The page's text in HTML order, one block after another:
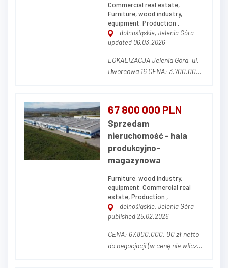
Commercial real estate,
Furniture, wood industry,
equipment, Production ,
dolnośląskie, Jelenia Góra
updated 06.03.2026
LOKALIZACJA Jelenia Góra, ul.
Dworcowa 16 CENA: 3.700.000,
NIERUCHOMOŚCI Działka o
powierzchni 14.681 m² (w tym
3.320 m² dzierżawione od
prywatnego właściciela z
możliwością prze...
67 800 000 PLN
Sprzedam
nieruchomość - hala
produkcyjno-
magazynowa
Furniture, wood industry,
equipment, Commercial real
estate, Production ,
dolnośląskie, Jelenia Góra
published 25.02.2026
CENA: 67.800.000, 00 zł netto
do negocjacji (w cenę nie wlicza